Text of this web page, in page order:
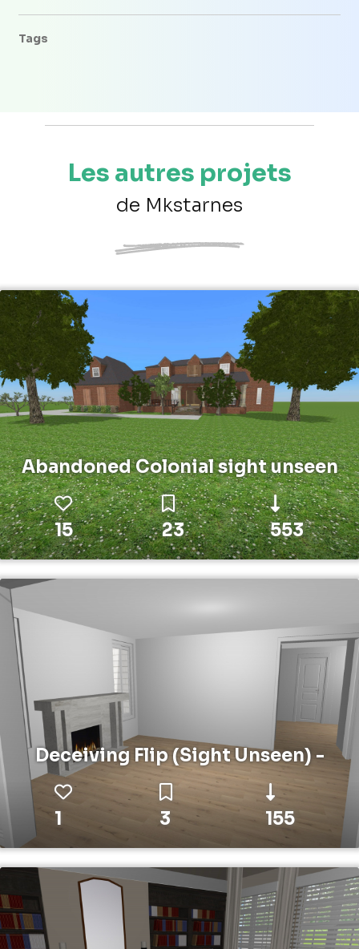
Tags
Les autres projets
de Mkstarnes
Abandoned Colonial sight unseen
15 23 553
Deceiving Flip (Sight Unseen) -
1 3 155